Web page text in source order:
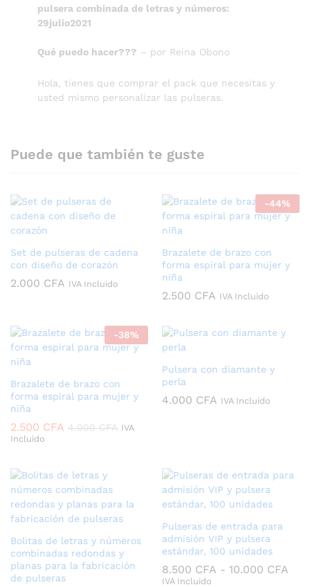
pulsera combinada de letras y números:
29julio2021
Qué puedo hacer??? – por Reina Obono
Hola, tienes que comprar el pack que necesitas y
usted mismo personalizar las pulseras.
Puede que también te guste
Set de pulseras de cadena
con diseño de corazón
2.000 CFA IVA Incluido
-44%
Brazalete de brazo con
forma espiral para mujer y
niña
2.500 CFA IVA Incluido
-38%
Brazalete de brazo con
forma espiral para mujer y
niña
2.500 CFA 4.000CFA IVA
Incluido
Pulsera con diamante y
perla
4.000 CFA IVA Incluido
Bolitas de letras y números
combinadas redondas y
planas para la fabricación
de pulseras
Pulseras de entrada para
admisión VIP y pulsera
estándar, 100 unidades
8.500 CFA - 10.000 CFA
IVA Incluido